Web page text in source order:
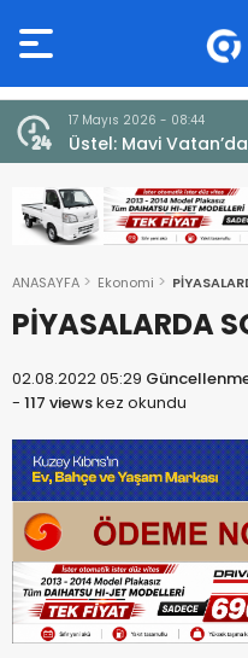
7 Ağustos 2026 -
ÜSTEL:
ANASAYFA Ekonomi
PİYASALARDA
02.08.2022 05:29
- 117 viewskez okundu